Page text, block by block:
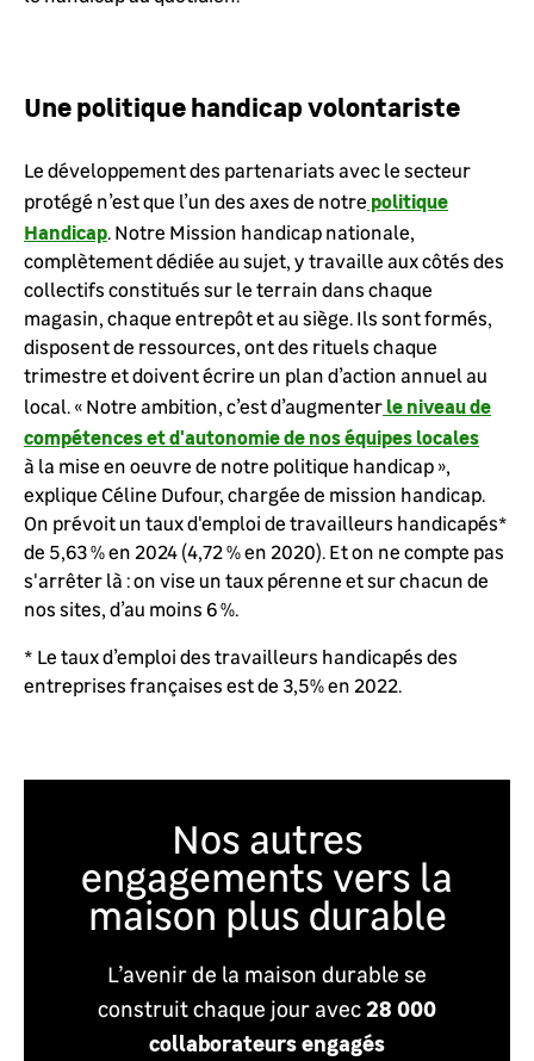
Une politique handicap volontariste
Le développement des partenariats avec le secteur
protégé n’est que l’un des axes de notre politique
Handicap. Notre Mission handicap nationale,
complètement dédiée au sujet, y travaille aux côtés des
collectifs constitués sur le terrain dans chaque
magasin, chaque entrepôt et au siège. Ils sont formés,
disposent de ressources, ont des rituels chaque
trimestre et doivent écrire un plan d’action annuel au
local. « Notre ambition, c’est d’augmenter le niveau de
compétences et d'autonomie de nos équipes locales
à la mise en oeuvre de notre politique handicap »,
explique Céline Dufour, chargée de mission handicap.
On prévoit un taux d'emploi de travailleurs handicapés*
de 5,63 % en 2024 (4,72 % en 2020). Et on ne compte pas
s'arrêter là : on vise un taux pérenne et sur chacun de
nos sites, d’au moins 6 %.
* Le taux d’emploi des travailleurs handicapés des
entreprises françaises est de 3,5% en 2022.
Nos autres
engagements vers la
maison plus durable
L’avenir de la maison durable se
construit chaque jour avec 28 000
collaborateurs engagés